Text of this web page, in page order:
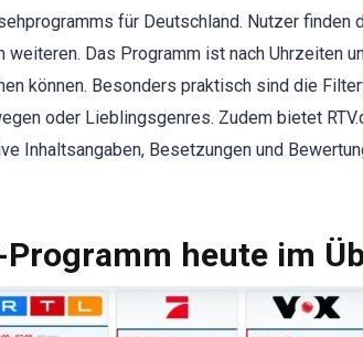
für Deutschland. Nutzer
weiteren. Das Programm ist nach Uhrzeiten
können. Besonders praktisch sind die
oder Lieblingsgenres. Zudem bietet
Inhaltsangaben, Besetzungen und
heute im